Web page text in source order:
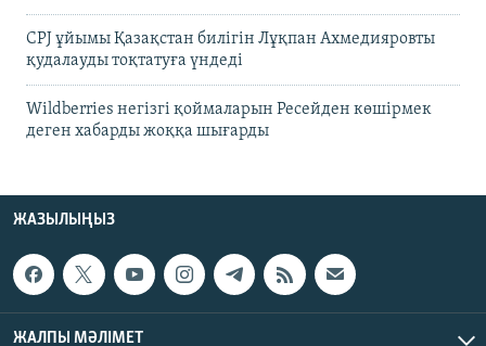
CPJ ұйымы Қазақстан билігін Лұқпан Ахмедияровты
қудалауды тоқтатуға үндеді
Wildberries негізгі қоймаларын Ресейден көшірмек
деген хабарды жоққа шығарды
ЖАЗЫЛЫҢЫЗ
ЖАЛПЫ МӘЛІМЕТ